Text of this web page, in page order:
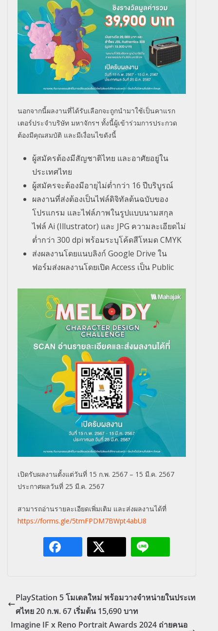
นอกจากนี้ผลงานที่ได้รับเลือกจะถูกนำมาใช้เป็นคาแรก
เตอร์ประจำบริษัท มหาจักรฯ ทั้งนี้ผู้เข้าร่วมการประกวด
ต้องมีคุณสมบัติ และมีเงื่อนไขดังนี้
ผู้สมัครต้องมีสัญชาติไทย และอาศัยอยู่ใน
ประเทศไทย
ผู้สมัครจะต้องมีอายุไม่ต่ำกว่า 16 ปีบริบูรณ์
ผลงานที่ส่งต้องเป็นไฟล์ดิจิทัลต้นฉบับของ
โปรแกรม และไฟล์ภาพในรูปแบบนามสกุล
ไฟล์ Ai (Illustrator) และ JPG ความละเอียดไม่
ต่ำกว่า 300 dpi พร้อมระบุโค้ดสีโหมด CMYK
ส่งผลงานโดยแนบลิงก์ Google Drive ใน
ฟอร์มส่งผลงานโดยเปิด Access เป็น Public
เปิดรับผลงานตั้งแต่วันที่ 15 ก.พ. 2567 – 15 มี.ค. 2567
ประกาศผลวันที่ 25 มี.ค. 2567
สามารถอ่านรายละเอียดเพิ่มเติม และส่งผลงานได้ที่
https://forms.gle/5tmFPDM7BWpt4abU8
PlayStation 5 โมเดลใหม่ พร้อมวางจำหน่ายในประเท
ศไทย 20 ก.พ. 67 เริ่มต้น 15,690 บาท
Imagine IF x Reno Portrait Awards 2024 ถ่ายคนอ